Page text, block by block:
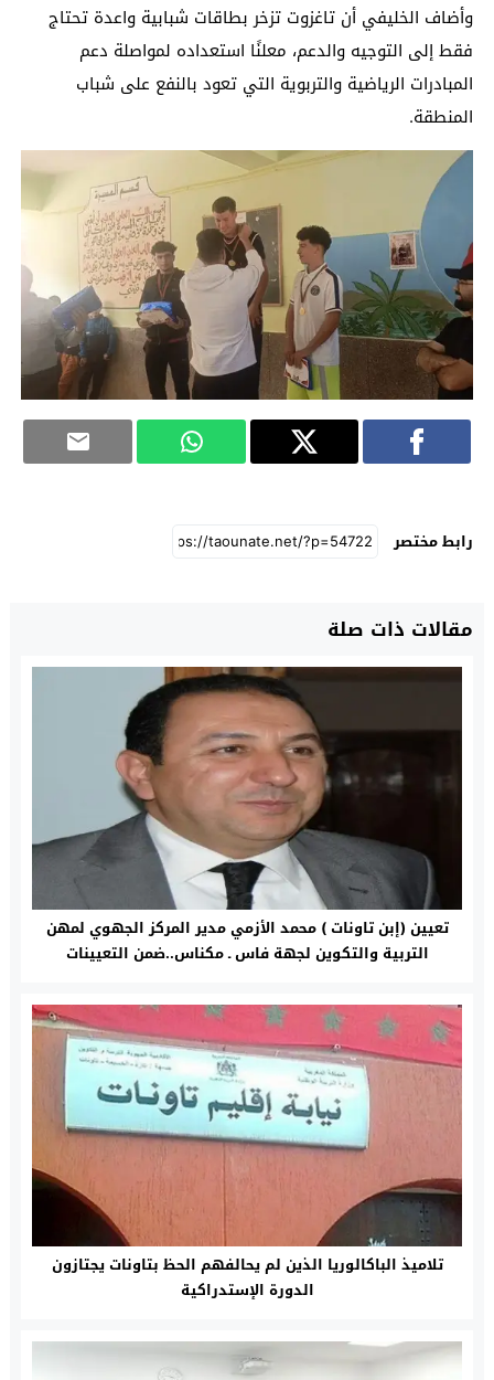
وأضاف الخليفي أن تاغزوت تزخر بطاقات شبابية واعدة تحتاج
فقط إلى التوجيه والدعم، معلنًا استعداده لمواصلة دعم
المبادرات الرياضية والتربوية التي تعود بالنفع على شباب
المنطقة.
رابط مختصر
مقالات ذات صلة
تعيين (إبن تاونات ) محمد الأزمي مدير المركز الجهوي لمهن
التربية والتكوين لجهة فاس ـ مكناس..ضمن التعيينات
تلاميذ الباكالوريا الذين لم يحالفهم الحظ بتاونات يجتازون
الدورة الإستدراكية‎